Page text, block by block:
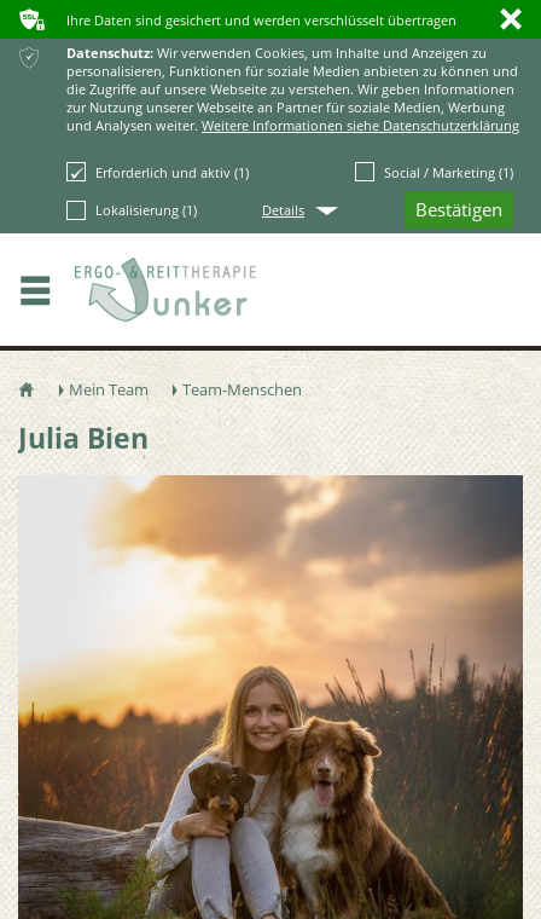
ʥ Ihre Daten sind gesichert und werden verschlüsselt übertragen
ı
ќ
Datenschutz: Wir verwenden Cookies, um Inhalte und Anzeigen zu
personalisieren, Funktionen für soziale Medien anbieten zu können und
die Zugriffe auf unsere Webseite zu verstehen. Wir geben Informationen
zur Nutzung unserer Webseite an Partner für soziale Medien, Werbung
und Analysen weiter. Weitere Informationen siehe Datenschutzerklärung
Erforderlich und aktiv (1) Social / Marketing (1)
Lokalisierung (1) Details Q
ŷ Ţ Mein Team Ţ Team-Menschen
Julia Bien